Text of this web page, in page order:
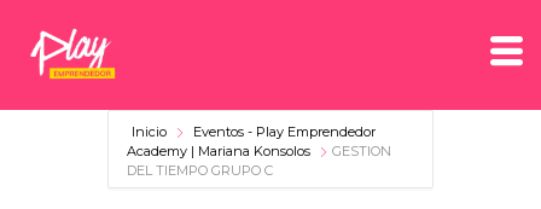
Inicio
Eventos - Play Emprendedor
Academy | Mariana Konsolos
GESTION
DEL TIEMPO GRUPO C